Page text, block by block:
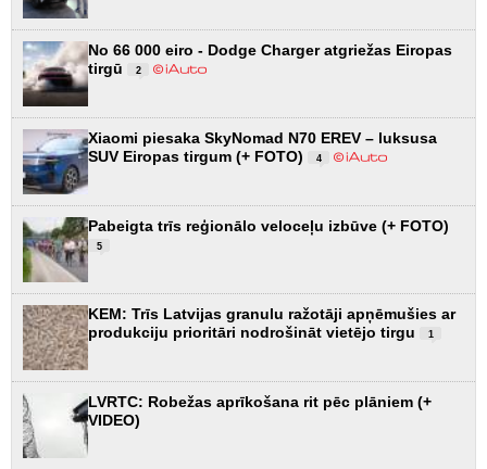
No 66 000 eiro - Dodge Charger atgriežas Eiropas
tirgū
2
Xiaomi piesaka SkyNomad N70 EREV – luksusa
SUV Eiropas tirgum (+ FOTO)
4
Pabeigta trīs reģionālo veloceļu izbūve (+ FOTO)
5
KEM: Trīs Latvijas granulu ražotāji apņēmušies ar
produkciju prioritāri nodrošināt vietējo tirgu
1
LVRTC: Robežas aprīkošana rit pēc plāniem (+
VIDEO)